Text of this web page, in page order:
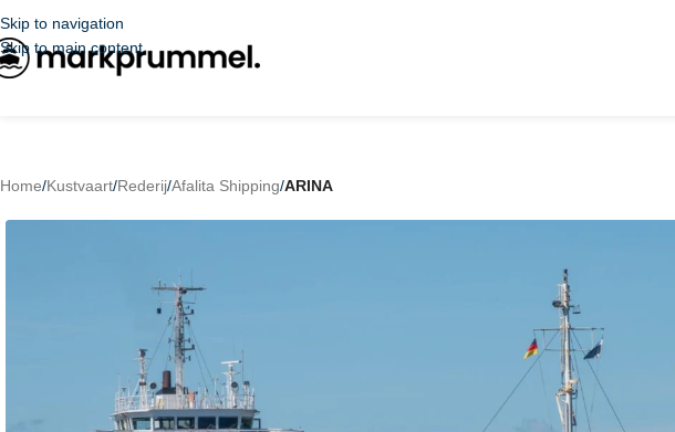
Skip to navigation
Skip to main content
Home/Kustvaart/Rederij/Afalita Shipping/ARINA